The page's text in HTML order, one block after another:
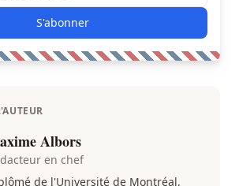
S'abonner
Albors
en chef
de l'Université de Montréal,